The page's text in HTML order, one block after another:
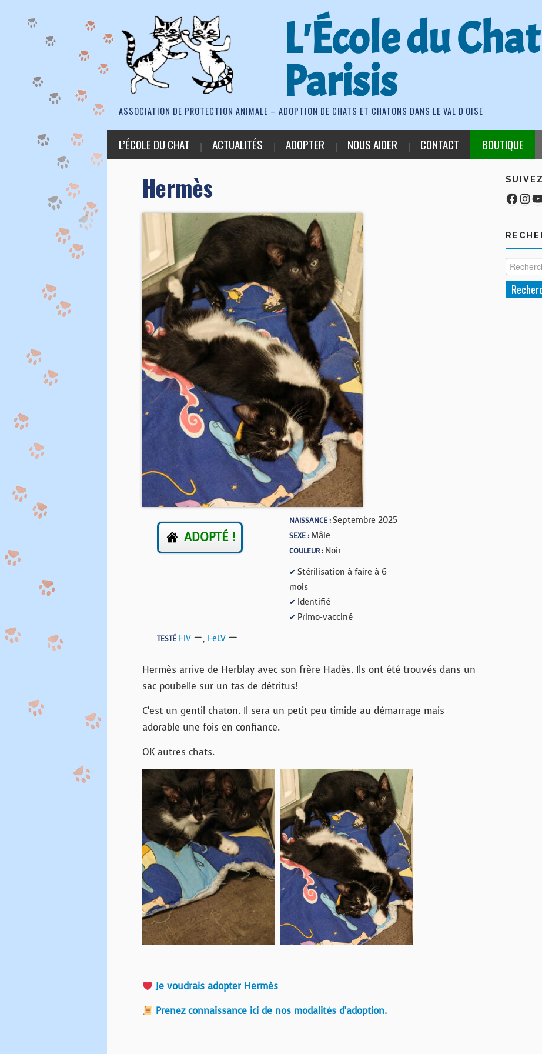
L'École du
Parisis
ASSOCIATION DE PROTECTION ANIMALE – ADOPTION DE CHATS ET CHATONS DANS LE VAL D'OISE
L’ÉCOLE DU CHAT ACTUALITÉS ADOPTER NOUS AIDER CONTACT BOUTIQUE
Hermès
ADOPTÉ !
NAISSANCE :Septembre 2025
SEXE : Mâle
COULEUR : Noir
✔ Stérilisation à faire à 6
mois
✔ Identifié
✔ Primo-vacciné
TESTÉ FIV , FeLV
Hermès arrive de Herblay avec son frère Hadès. Ils ont été trouvés dans un
sac poubelle sur un tas de détritus!
C’est un gentil chaton. Il sera un petit peu timide au démarrage mais
adorable une fois en confiance.
OK autres chats.
Je voudrais adopter Hermès
Prenez connaissance ici de nos modalités d’adoption.